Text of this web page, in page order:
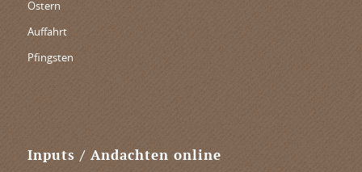
Ostern
Auffahrt
Pfingsten
Inputs / Andachten online